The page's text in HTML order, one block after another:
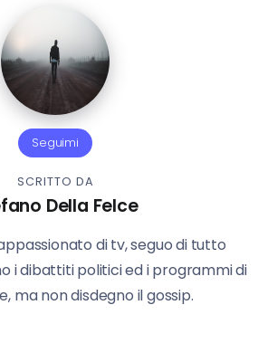
Seguimi
SCRITTO DA
Della Felce
di tv, seguo di tutto
i dibattiti politici ed i programmi di
ma non disdegno il gossip.